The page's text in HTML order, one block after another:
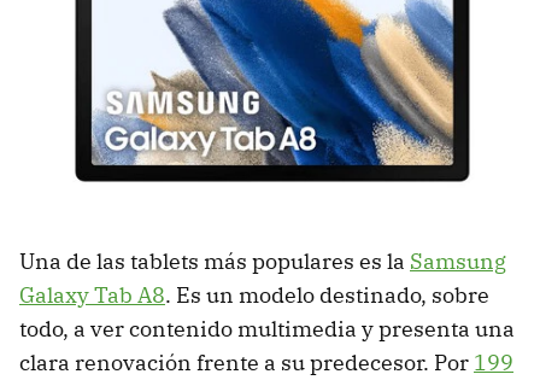
Una de las tablets más populares es la Samsung
Galaxy Tab A8. Es un modelo destinado, sobre
todo, a ver contenido multimedia y presenta una
clara renovación frente a su predecesor. Por 199